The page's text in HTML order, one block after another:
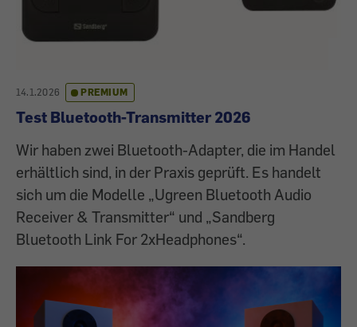
14.1.2026 PREMIUM
Test Bluetooth-Transmitter 2026
Wir haben zwei Bluetooth-Adapter, die im Handel
erhältlich sind, in der Praxis geprüft. Es handelt
sich um die Modelle „Ugreen Bluetooth Audio
Receiver & Transmitter“ und „Sandberg
Bluetooth Link For 2xHeadphones“.